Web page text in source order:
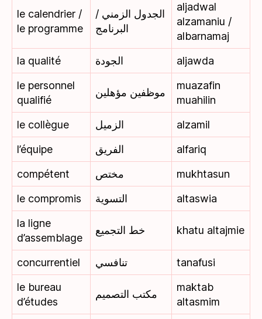
le calendrier /
le programme
الجدول الزمني /
البرنامج
aljadwal
alzamaniu /
albarnamaj
la qualité
الجودة
aljawda
le personnel
qualifié
موظفين مؤهلين
muazafin
muahilin
le collègue
الزميل
alzamil
l’équipe
الفريق
alfariq
compétent
مختص
mukhtasun
le compromis
التسوية
altaswia
la ligne
d’assemblage
خط التجميع khatu altajmie
concurrentiel تنافسي
tanafusi
le bureau
d’études
مكتب التصميم
maktab
altasmim